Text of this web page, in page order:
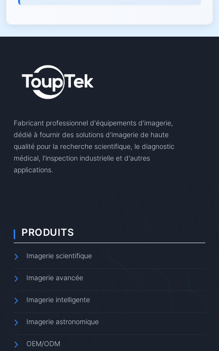
Fabricant professionnel d'équipements d'imagerie,
dédié à fournir des solutions d'imagerie de haute
qualité pour la recherche scientifique, le diagnostic
médical, l'inspection industrielle et d'autres
applications.
PRODUITS
Imagerie scientifique
Imagerie avancée
Imagerie intelligente
Imagerie astronomique
OEM/ODM